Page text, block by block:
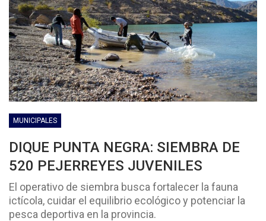
MUNICIPALES
DIQUE PUNTA NEGRA: SIEMBRA DE
520 PEJERREYES JUVENILES
El operativo de siembra busca fortalecer la fauna
ictícola, cuidar el equilibrio ecológico y potenciar la
pesca deportiva en la provincia.